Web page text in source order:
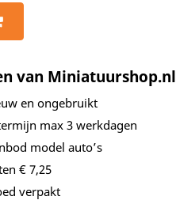
van Miniatuurshop.nl
en ongebruikt
max 3 werkdagen
model auto’s
€ 7,25
verpakt